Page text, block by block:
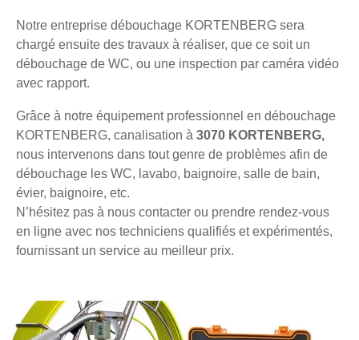
Notre entreprise débouchage KORTENBERG sera
chargé ensuite des travaux à réaliser, que ce soit un
débouchage de WC, ou une inspection par caméra vidéo
avec rapport.
Grâce à notre équipement professionnel en débouchage
KORTENBERG, canalisation à 3070 KORTENBERG,
nous intervenons dans tout genre de problèmes afin de
débouchage les WC, lavabo, baignoire, salle de bain,
évier, baignoire, etc.
N’hésitez pas à nous contacter ou prendre rendez-vous
en ligne avec nos techniciens qualifiés et expérimentés,
fournissant un service au meilleur prix.